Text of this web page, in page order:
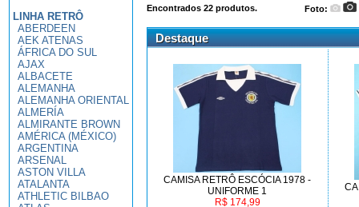
LINHA RETRÔ
ABERDEEN
AEK ATENAS
ÁFRICA DO SUL
AJAX
ALBACETE
ALEMANHA
ALEMANHA ORIENTAL
ALMERÍA
ALMIRANTE BROWN
AMÉRICA (MÉXICO)
ARGENTINA
ARSENAL
ASTON VILLA
ATALANTA
ATHLETIC BILBAO
Encontrados 22 produtos. Foto:
Destaque
CAMISA RETRÔ ESCÓCIA 1978 -
UNIFORME 1
R$ 174,99